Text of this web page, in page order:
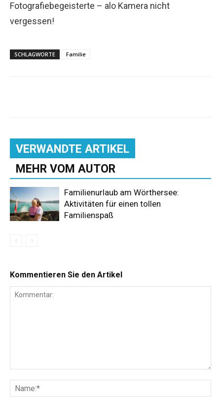
Fotografiebegeisterte – alo Kamera nicht
vergessen!
SCHLAGWORTE Familie
VERWANDTE ARTIKEL
MEHR VOM AUTOR
Familienurlaub am Wörthersee:
Aktivitäten für einen tollen
Familienspaß
Kommentieren Sie den Artikel